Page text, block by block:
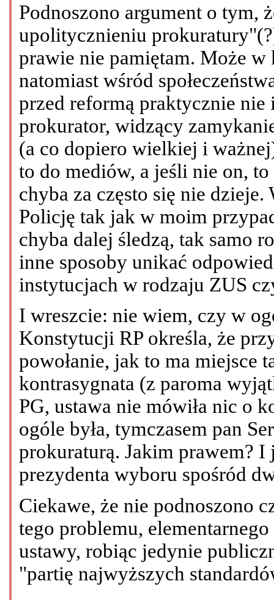
Podnoszono argument o tym,
upolitycznieniu
prawie nie pamiętam. Może
natomiast wśród
przed reformą praktycznie nie
prokurator, widzący
(a co dopiero wielkiej i
to do mediów, a jeśli nie on,
chyba za często się nie
Policję tak jak w moim
chyba dalej śledzą, tak samo
inne sposoby unikać
instytucjach w rodzaju ZUS
I wreszcie: nie wiem, czy w
Konstytucji RP określa, że
powołanie, jak to ma miejsce
kontrasygnata (z paroma
PG, ustawa nie mówiła nic o
ogóle była, tymczasem pan
prokuraturą. Jakim prawem?
prezydenta wyboru spośród
Ciekawe, że nie podnoszono
tego problemu,
ustawy, robiąc jedynie
"partię najwyższych